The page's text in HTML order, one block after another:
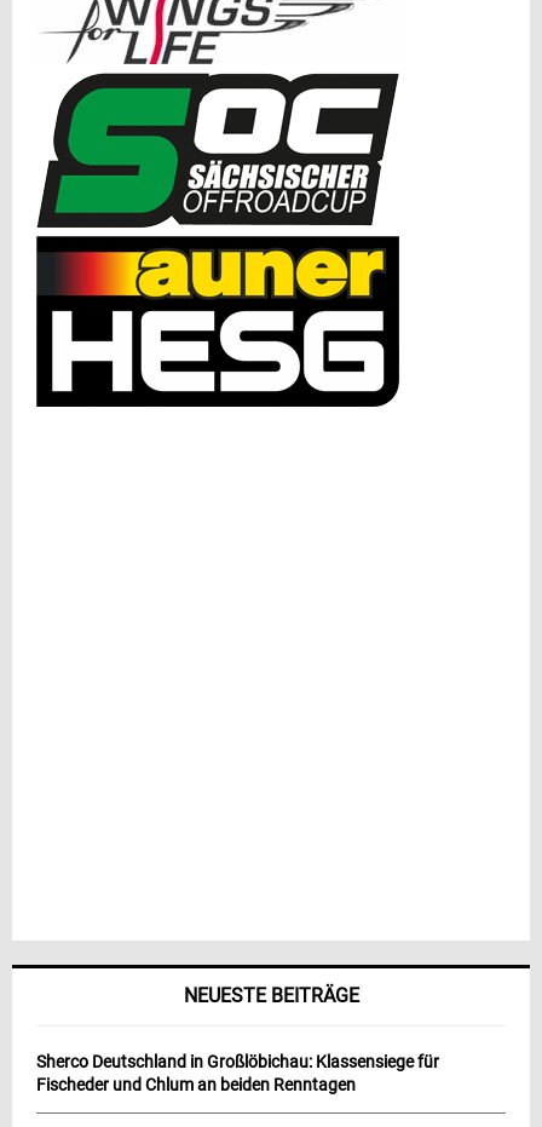
NEUESTE BEITRÄGE
Sherco Deutschland in Großlöbichau: Klassensiege für
Fischeder und Chlum an beiden Renntagen